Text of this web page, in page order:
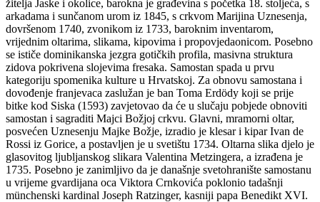
žitelja Jaske i okolice, barokna je građevina s početka 18. stoljeća, s
arkadama i sunčanom urom iz 1845, s crkvom Marijina Uznesenja,
dovršenom 1740, zvonikom iz 1733, baroknim inventarom,
vrijednim oltarima, slikama, kipovima i propovjedaonicom. Posebno
se ističe dominikanska jezgra gotičkih profila, masivna struktura
zidova pokrivena slojevima fresaka. Samostan spada u prvu
kategoriju spomenika kulture u Hrvatskoj. Za obnovu samostana i
dovođenje franjevaca zaslužan je ban Toma Erdödy koji se prije
bitke kod Siska (1593) zavjetovao da će u slučaju pobjede obnoviti
samostan i sagraditi Majci Božjoj crkvu. Glavni, mramorni oltar,
posvećen Uznesenju Majke Božje, izradio je klesar i kipar Ivan de
Rossi iz Gorice, a postavljen je u svetištu 1734. Oltarna slika djelo je
glasovitog ljubljanskog slikara Valentina Metzingera, a izrađena je
1735. Posebno je zanimljivo da je današnje svetohranište samostanu
u vrijeme gvardijana oca Viktora Crnkovića poklonio tadašnji
münchenski kardinal Joseph Ratzinger, kasniji papa Benedikt XVI.